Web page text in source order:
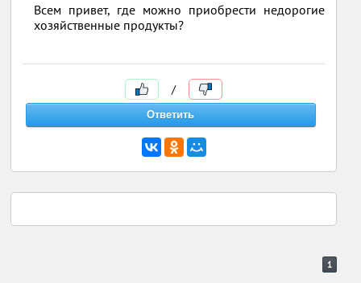
Всем привет, где можно приобрести недорогие
хозяйственные продукты?
/
1